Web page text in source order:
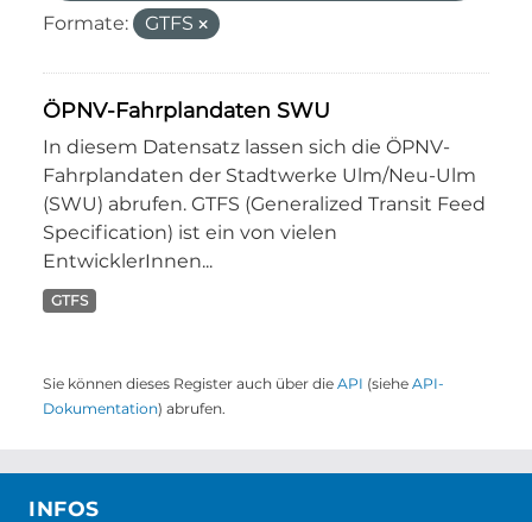
Formate:
GTFS
ÖPNV-Fahrplandaten SWU
In diesem Datensatz lassen sich die ÖPNV-
Fahrplandaten der Stadtwerke Ulm/Neu-Ulm
(SWU) abrufen. GTFS (Generalized Transit Feed
Specification) ist ein von vielen
EntwicklerInnen...
GTFS
Sie können dieses Register auch über die API (siehe API-
Dokumentation) abrufen.
INFOS